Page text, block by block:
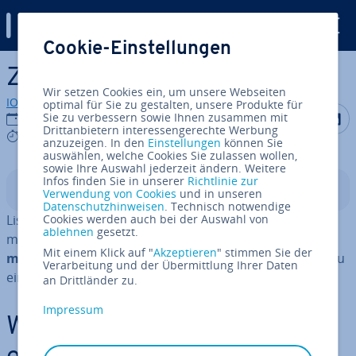
Zum Haupt­in­halt springen
Zu Python-Liste hin­zu­fü­gen
IONOS Redaktion
06.07.2023
9 mins
Auf Auf
In­halts­ver­zeich­nis
Listen sind grund­le­gen­de Da­ten­struk­tu­ren in der In­for­
ma­tik. VieleAl­go­rith­men beruhen darauf, Listen zu
mo­di­fi­zie­ren. Wir zeigen, wie sich in Python Elemente zu
einer Liste hin­zu­zu­fü­gen lassen.
Wie lassen sich Elemente zu
Cookie-Einstellungen
Wir setzen Cookies ein, um unsere Webseiten
optimal für Sie zu gestalten, unsere Produkte für
Sie zu verbessern sowie Ihnen zusammen mit
Drittanbietern interessengerechte Werbung
anzuzeigen. In den Einstellungen können Sie
auswählen, welche Cookies Sie zulassen wollen,
sowie Ihre Auswahl jederzeit ändern. Weitere
Infos finden Sie in unserer Richtlinie zur
Verwendung von Cookies und in unseren
Datenschutzhinweisen. Technisch notwendige
Cookies werden auch bei der Auswahl von
ablehnen gesetzt.
Mit einem Klick auf "Akzeptieren" stimmen Sie der
Verarbeitung und der Übermittlung Ihrer Daten
an Drittländer zu.
Impressum